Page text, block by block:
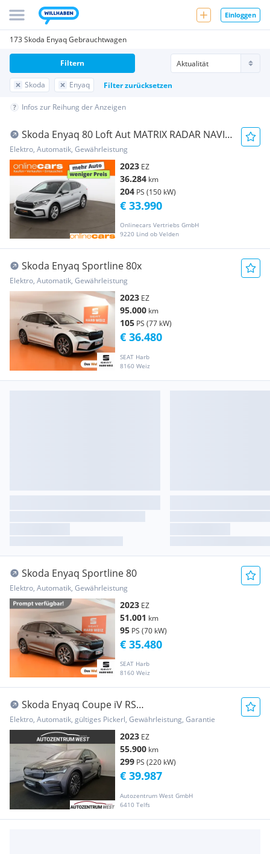
Einloggen
173 Skoda Enyaq Gebrauchtwagen
Skoda Enyaq Filter zurücksetzen
Filtern
Infos zur Reihung der Anzeigen
Skoda Enyaq 80 Loft Aut MATRIX RADAR NAVI
MEMORY
Elektro, Automatik, Gewährleistung
2023 EZ
36.284 km
204 PS (150 kW)
Onlinecars Vertriebs GmbH
9220 Lind ob Velden
€ 33.990
Skoda Enyaq Sportline 80x
Elektro, Automatik, Gewährleistung
2023 EZ
95.000 km
105 PS (77 kW)
SEAT Harb
8160 Weiz
€ 36.480
Skoda Enyaq Sportline 80
Elektro, Automatik, Gewährleistung
2023 EZ
51.001 km
95 PS (70 kW)
SEAT Harb
8160 Weiz
€ 35.480
Skoda Enyaq Coupe iV RS
82kwh...PANO/MATRIX/NAVI/AHK
Elektro, Automatik, gültiges Pickerl, Gewährleistung, Garantie
2023 EZ
55.900 km
299 PS (220 kW)
Autozentrum West GmbH
6410 Telfs
€ 39.987